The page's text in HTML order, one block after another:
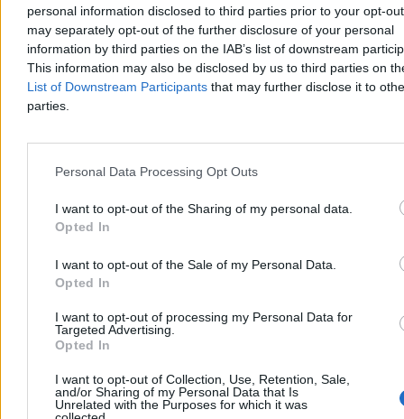
personal information disclosed to third parties prior to your opt-
may separately opt-out of the further disclosure of your personal
information by third parties on the IAB’s list of downstream
This information may also be disclosed by us to third parties on
List of Downstream Participants that may further disclose it to
parties.
Personal Data Processing Opt Outs
I want to opt-out of the Sharing of my personal data.
Opted In
I want to opt-out of the Sale of my Personal Data.
Opted In
I want to opt-out of processing my Personal Data for
Targeted Advertising.
Opted In
I want to opt-out of Collection, Use, Retention, Sale,
and/or Sharing of my Personal Data that Is
Unrelated with the Purposes for which it was
Na rok i dwa miesiące przed wyborami parlamentarnymi
stowarzyszenie Rozwój Plus ma ok. 6 proc. poparcia. Jak
zapowiada Mateusz Morawiecki, to dopiero początek. – Jest
zainteresowanie – słyszymy wśród jego stronników. Pozostaje
jednak wiele niewiadomych.
Wczoraj 19:18
Reklama
Reklama